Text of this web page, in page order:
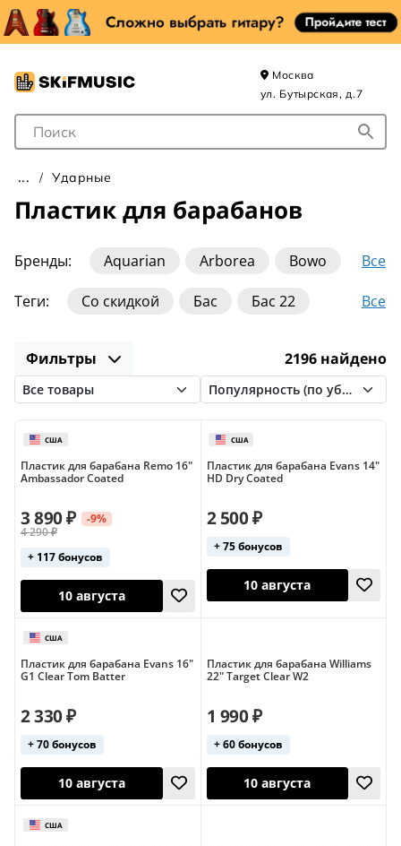
Поле для Поиска
Москва
ул. Бутырская, д.7
Ударные
Пластик для барабанов
Бренды: Все
Aquarian Arborea
Bowo
DRUM TALK
Dadi
Fleet
Ludwig
MEINL
Remo
Roland
Rolling Rock
Williams
Теги: Все
Со скидкой Бас
Бас 22
Малый маршевый
Тренировочные
Фильтры 2196 найдено
Пластик для барабана Remo 16"
Ambassador Coated
3 890 ₽
-9%
4 290 ₽
+ 117 бонусов
10 августа
Пластик для барабана Evans 14"
HD Dry Coated
2 500 ₽
+ 75 бонусов
Пластик для барабана Evans 16"
G1 Clear Tom Batter
2 330 ₽
+ 70 бонусов
Пластик для барабана Williams
22" Target Clear W2
1 990 ₽
+ 60 бонусов